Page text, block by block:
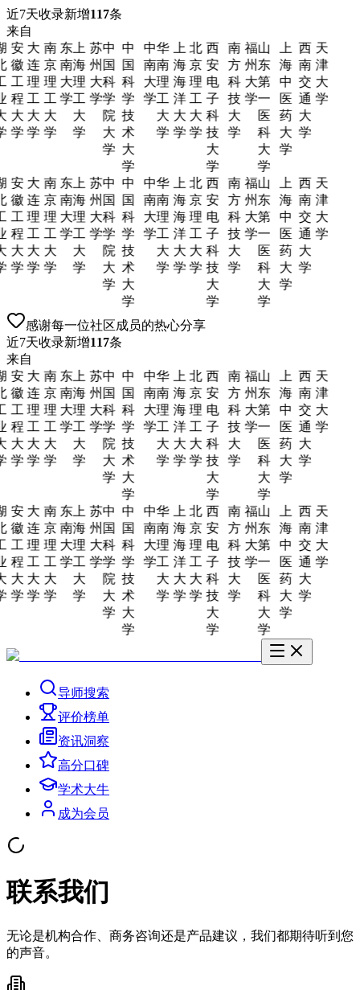
近7天收录新增117条
来自
安
徽
工
程
大
学
大
连
理
工
大
学
南
京
理
工
大
学
东
南
大
学
上
海
理
工
大
学
苏
州
大
学
中
国
科
学
院
大
学
中
国
科
学
技
术
大
学
中
南
大
学
华
南
理
工
大
学
上
海
海
洋
大
学
北
京
理
工
大
学
西
安
电
子
科
技
大
学
南
方
科
技
大
学
福
州
大
学
山
东
第
一
医
科
大
学
上
海
中
医
药
大
学
西
南
交
通
大
学
天
津
大
学
安
徽
工
程
大
学
大
连
理
工
大
学
南
京
理
工
大
学
东
南
大
学
上
海
理
工
大
学
苏
州
大
学
中
国
科
学
院
大
学
中
国
科
学
技
术
大
学
中
南
大
学
华
南
理
工
大
学
上
海
海
洋
大
学
北
京
理
工
大
学
西
安
电
子
科
技
大
学
南
方
科
技
大
学
福
州
大
学
山
东
第
一
医
科
大
学
上
海
中
医
药
大
学
西
南
交
通
大
学
天
津
大
学
感谢每一位社区成员的热心分享
近7天收录新增117条
来自
安
徽
工
程
大
学
大
连
理
工
大
学
南
京
理
工
大
学
东
南
大
学
上
海
理
工
大
学
苏
州
大
学
中
国
科
学
院
大
学
中
国
科
学
技
术
大
学
中
南
大
学
华
南
理
工
大
学
上
海
海
洋
大
学
北
京
理
工
大
学
西
安
电
子
科
技
大
学
南
方
科
技
大
学
福
州
大
学
山
东
第
一
医
科
大
学
上
海
中
医
药
大
学
西
南
交
通
大
学
天
津
大
学
安
徽
工
程
大
学
大
连
理
工
大
学
南
京
理
工
大
学
东
南
大
学
上
海
理
工
大
学
苏
州
大
学
中
国
科
学
院
大
学
中
国
科
学
技
术
大
学
中
南
大
学
华
南
理
工
大
学
上
海
海
洋
大
学
北
京
理
工
大
学
西
安
电
子
科
技
大
学
南
方
科
技
大
学
福
州
大
学
山
东
第
一
医
科
大
学
上
海
中
医
药
大
学
西
南
交
通
大
学
天
津
大
学
导师搜索
评价榜单
资讯洞察
高分口碑
学术大牛
成为会员
联系我们
无论是机构合作、商务咨询还是产品建议，我们都期待听到您
的声音。